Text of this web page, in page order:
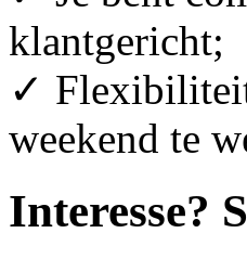
klantgericht;
✓
weekend te
Interesse?